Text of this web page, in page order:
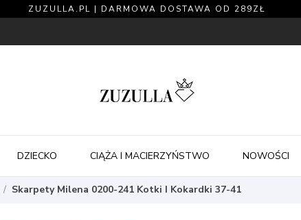
ZUZULLA.PL | DARMOWA DOSTAWA OD 289ZŁ
DZIECKO CIĄŻA I MACIERZYŃSTWO NOWOŚCI
Skarpety Milena 0200-241 Kotki I Kokardki 37-41